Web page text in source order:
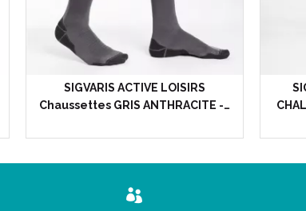
SIGVARIS ACTIVE LOISIRS
Chaussettes GRIS ANTHRACITE -…